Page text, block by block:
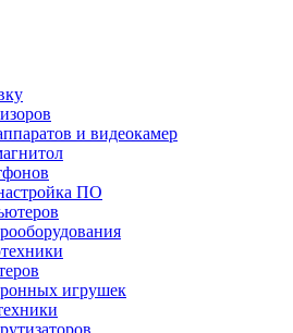
и видеокамер
ПО
игрушек